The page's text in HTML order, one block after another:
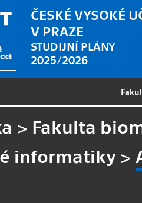
ČESKÉ VYSOKÉ
V PRAZE
STUDIJNÍ PLÁNY
2025/2026
> Fakulta
informatiky >